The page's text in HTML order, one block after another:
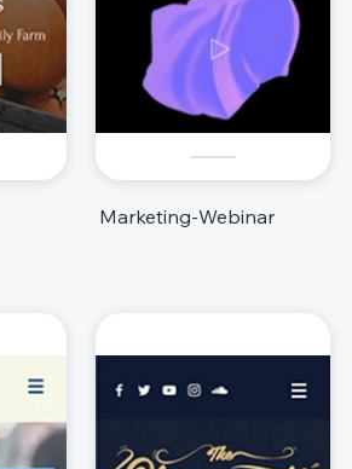
Marketing-Webinar